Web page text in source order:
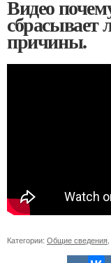
Видео
сбрасывает
причины.
Категории: Общие сведения